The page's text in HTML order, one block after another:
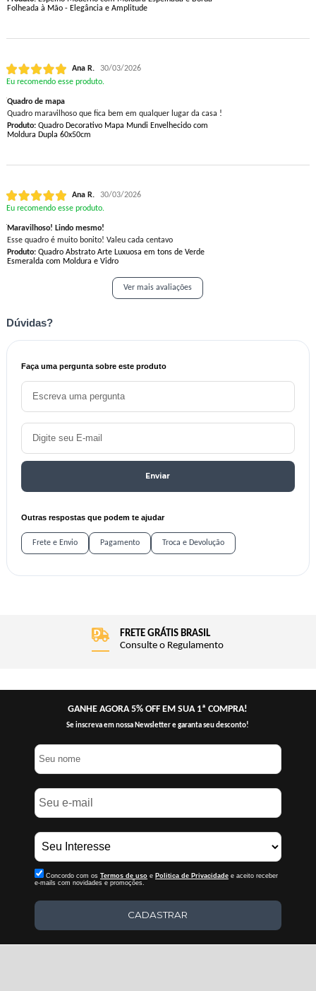
Folheada à Mão - Elegância e Amplitude
Ana R.
30/03/2026
Eu recomendo esse produto.
Quadro de mapa
Quadro maravilhoso que fica bem em qualquer lugar da casa !
Produto:Quadro Decorativo Mapa Mundi Envelhecido com
Moldura Dupla 60x50cm
Ana R.
30/03/2026
Eu recomendo esse produto.
Maravilhoso! Lindo mesmo!
Esse quadro é muito bonito! Valeu cada centavo
Produto:Quadro Abstrato Arte Luxuosa em tons de Verde
Esmeralda com Moldura e Vidro
Ver mais avaliações
Dúvidas?
Faça uma pergunta sobre este produto
Enviar
Outras respostas que podem te ajudar
Frete e Envio Pagamento Troca e Devolução
FRETE GRÁTIS BRASIL
Consulte o Regulamento
GANHE AGORA 5% OFF EM SUA 1ª COMPRA!
Se inscreva em nossa Newsletter e garanta seu desconto!
Concordo com os Termos de uso e Politica de Privacidadee aceito receber
e-mails com novidades e promoções.
CADASTRAR